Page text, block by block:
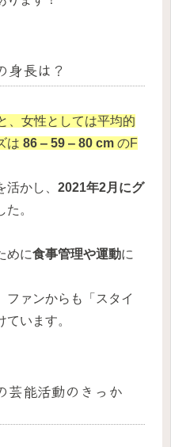
身長は？
、女性としては平均的
は 86 ‒ 59 ‒ 80 cm のF
かし、 2021年2月にグ
。
めに食事管理や運動に
ファンからも「スタイ
います。
芸能活動のきっか